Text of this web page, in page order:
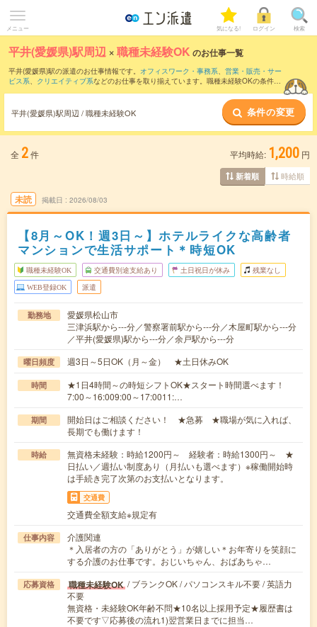
メニュー 気になる! ログイン 検索
平井(愛媛県)駅周辺 ×職種未経験OK のお仕事一覧
平井(愛媛県)駅の派遣のお仕事情報です。 オフィスワーク・事務系、 営業・販売・サー
ビス系、 クリエイティブ系などのお仕事を取り揃えています。職種未経験OKの条件の
平井(愛媛県)駅周辺 / 職種未経験OK 条件の変更
全 2件 平均時給: 1,200 円
新着順 時給順
未読 掲載日 2026/08/03
【8月～OK！週3日～】ホテルライクな高齢者
マンションで生活サポート＊時短OK
職種未経験OK 交通費別途支給あり 土日祝日が休み 残業なし
WEB登録OK 派遣
勤務地
愛媛県松山市
三津浜駅から---分／警察署前駅から---分／木屋町駅から---分
／平井(愛媛県)駅から---分／余戸駅から---分
曜日頻度 週3日～5日OK（月～金） ★土日休みOK
時間
★1日4時間～の時短シフトOK★スタート時間選べます！
7:00～16:009:00～17:0011:…
期間
開始日はご相談ください！ ★急募 ★職場が気に入れば、
長期でも働けます！
時給
無資格未経験：時給1200円～ 経験者：時給1300円～ ★
日払い／週払い制度あり（月払いも選べます）※稼働開始時
は手続き完了次第のお支払いとなります。
交通費
交通費全額支給※規定有
仕事内容
介護関連
＊入居者の方の「ありがとう」が嬉しい＊お年寄りを笑顔に
する介護のお仕事です。おじいちゃん、おばあちゃ…
応募資格 職種未経験OK / ブランクOK / パソコンスキル不要 / 英語力
不要
無資格・未経験OK年齢不問★10名以上採用予定★履歴書は
不要です▽応募後の流れ1)翌営業日までに担当…